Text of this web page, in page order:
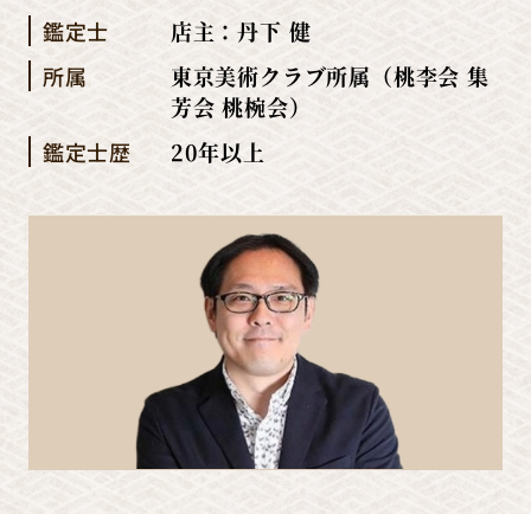
鑑定士
店主：丹下 健
所属
東京美術クラブ所属（桃李会 集
芳会 桃椀会）
鑑定士歴
20年以上